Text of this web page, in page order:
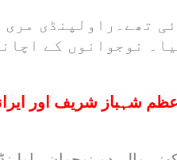
تھے۔راولپنڈی مری
نوجوانوں کے
شہباز شریف اور